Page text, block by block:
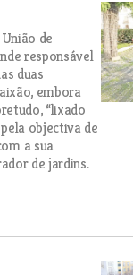
de
responsável
duas
embora
“lixado
objectiva de
a sua
de jardins.